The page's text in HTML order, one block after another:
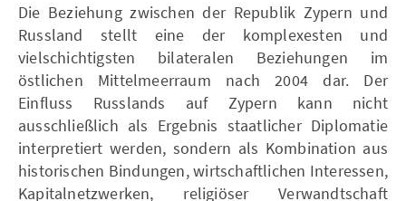
Die Beziehung zwischen der Republik Zypern und
Russland stellt eine der komplexesten und
vielschichtigsten bilateralen Beziehungen im
östlichen Mittelmeerraum nach 2004 dar. Der
Einfluss Russlands auf Zypern kann nicht
ausschließlich als Ergebnis staatlicher Diplomatie
interpretiert werden, sondern als Kombination aus
historischen Bindungen, wirtschaftlichen Interessen,
Kapitalnetzwerken, religiöser Verwandtschaft